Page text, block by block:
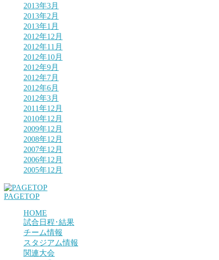
2013年3月
2013年2月
2013年1月
2012年12月
2012年11月
2012年10月
2012年9月
2012年7月
2012年6月
2012年3月
2011年12月
2010年12月
2009年12月
2008年12月
2007年12月
2006年12月
2005年12月
PAGETOP
HOME
試合日程･結果
チーム情報
スタジアム情報
関連大会